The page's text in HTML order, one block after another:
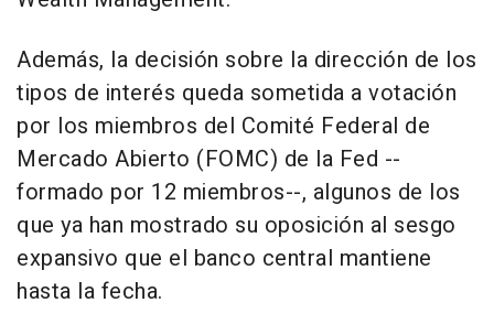
Además, la decisión sobre la dirección de los
tipos de interés queda sometida a votación
por los miembros del Comité Federal de
Mercado Abierto (FOMC) de la Fed --
formado por 12 miembros--, algunos de los
que ya han mostrado su oposición al sesgo
expansivo que el banco central mantiene
hasta la fecha.